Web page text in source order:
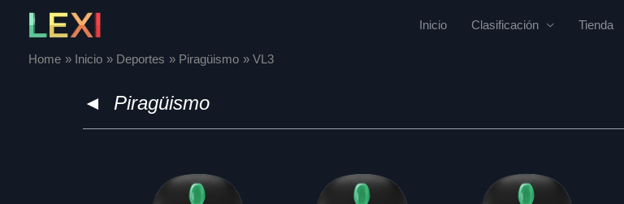
content
Inicio Clasificación Tienda
Home Inicio Deportes Piragüismo VL3
◄ Piragüismo